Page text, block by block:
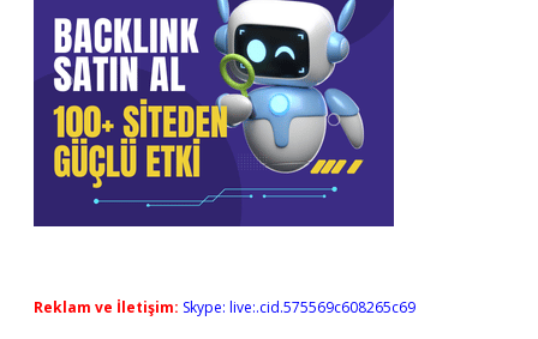
Reklam ve İletişim: Skype: live:.cid.575569c608265c69